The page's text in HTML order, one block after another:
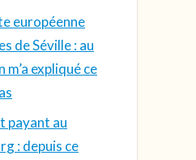
européenne
de Séville : au
expliqué ce
payant au
: depuis ce